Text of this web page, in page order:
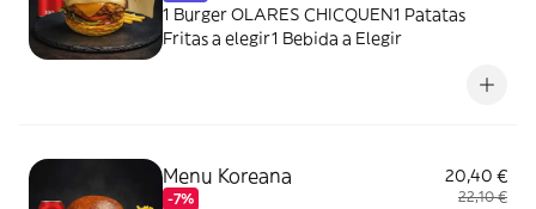
1 Burger OLARES CHICQUEN1 Patatas
Fritas a elegir1 Bebida a Elegir
Menu Koreana
-7%
20,40 €
22,10 €